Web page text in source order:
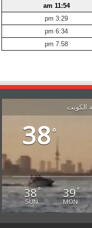
11:54 am
3:29 pm
6:34 pm
7:58 pm
الكويت
38°
38°
SUN
39°
MON